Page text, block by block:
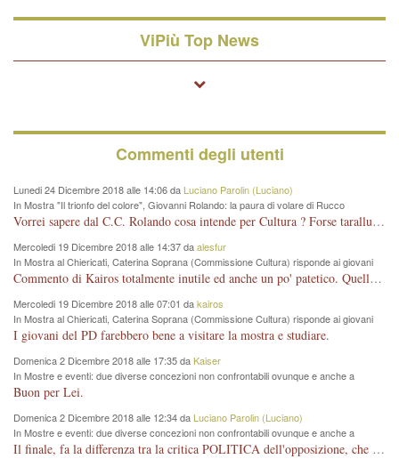
ViPiù Top News
Commenti degli utenti
Lunedi 24 Dicembre 2018 alle 14:06 da Luciano Parolin (Luciano)
In Mostra "Il trionfo del colore", Giovanni Rolando: la paura di volare di Rucco
Vorrei sapere dal C.C. Rolando cosa intende per Cultura ? Forse tarallucci, vino e sagre, o spaghetti tricolori del PD ? Il continuo (s)parlare della mostra a Palazzo Chiericati caro consigliere DANNEGGIA FORTEMENTE l'immagine della città TUTTA e fa deviare i consensi che in RUSSIA (badi bene ex U.R.S.S.) sono ECCELLENTI. A livello artistico l'evento è di alta Valenza culturale, COMPITO di Tutta la Cittadinanza fare il possibile per propagandare l'iniziativa senza farne UN CASO PARTITICO come fa Lei da sempre. Meno Gazebo + Partecipazione! E così sia. Amen.
Mercoledi 19 Dicembre 2018 alle 14:37 daalesfur
In Mostra al Chiericati, Caterina Soprana (Commissione Cultura) risponde ai giovani
del Pd: "realizzata a costo zero per il Comune"
Commento di Kairos totalmente inutile ed anche un po' patetico. Quella che è completamente mancata è stata la promozione internazionale dell'evento effettuata da chi lo sa fare, l'amministrazione in questo è stata totalmente assente relegando al provincialismo una mostra che meritava ben altre platee ed i risultati sono sotto gli occhi di tutti. Su questo bisogna parlare, il fatto di averla organizzata al Chiericati certo non ha aiutato ma è un aspetto secondario rispetto a quello della promozione. In città con le mostre organizzate da Goldin - che certo ha fatto principalmente i suoi interessi, ma ne ha comunque beneficiato la città in immagine e commercio per il centro - arrivavano giornalmente pullman carichi di turisti. Dove sono i turisti ora?
Mercoledi 19 Dicembre 2018 alle 07:01 dakairos
In Mostra al Chiericati, Caterina Soprana (Commissione Cultura) risponde ai giovani
del Pd: "realizzata a costo zero per il Comune"
I giovani del PD farebbero bene a visitare la mostra e studiare.
Domenica 2 Dicembre 2018 alle 17:35 daKaiser
In Mostre e eventi: due diverse concezioni non confrontabili ovunque e anche a
Vicenza
Buon per Lei.
Domenica 2 Dicembre 2018 alle 12:34 da Luciano Parolin (Luciano)
In Mostre e eventi: due diverse concezioni non confrontabili ovunque e anche a
Vicenza
Il finale, fa la differenza tra la critica POLITICA dell'opposizione, che ha perso le elezioni ed è minoranza e non trova altri argomenti per politicizzare sul sito qua o là ? La critica d'arte invece è un'altra cosa che lascio agli altri. Per ora mi basta la lezione magistrale del prof. Giulianati.